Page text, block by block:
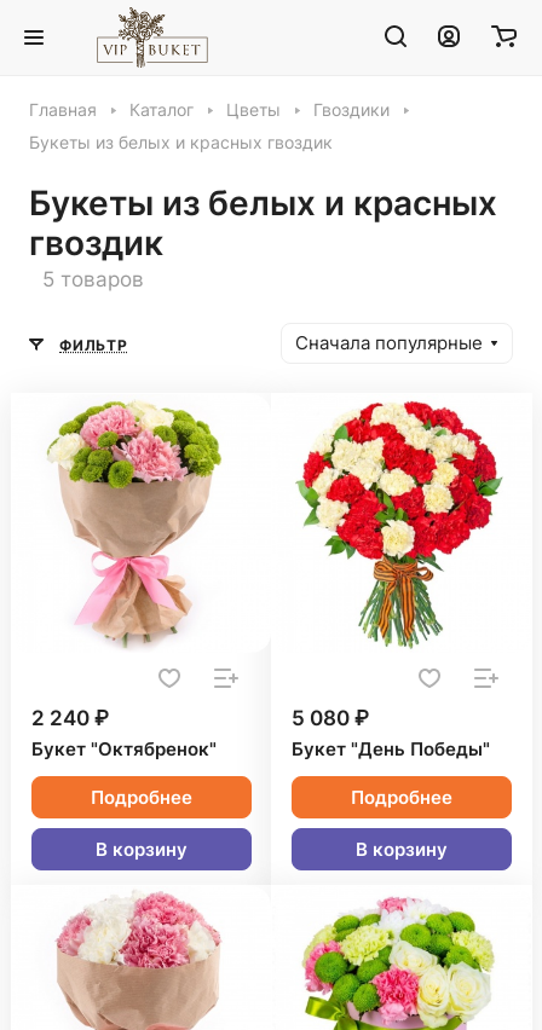
Главная Каталог Цветы
Гвоздики
Букеты из белых и красных гвоздик
Букеты из белых и красных
гвоздик
5 товаров
ФИЛЬТР Сначала популярные
2 240 ₽
Букет "Октябренок"
Подробнее
В корзину
5 080 ₽
Букет "День Победы"
Подробнее
В корзину